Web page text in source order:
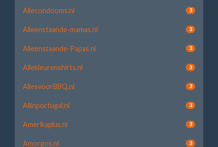
Allecondooms.nl 3
Alleenstaande-mamas.nl 3
Alleenstaande-Papas.nl 3
Allekleurenshirts.nl 3
AllesvoorBBQ.nl 3
Allinportugal.nl 3
Amerikaplus.nl 3
Amorgos.nl 3